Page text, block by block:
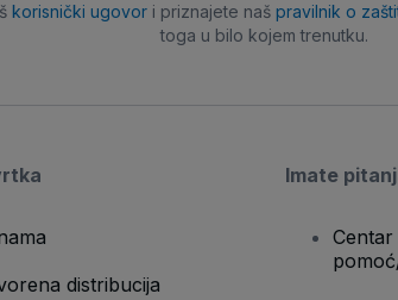
korisnički ugovor i priznajete naš pravilnik o
toga u bilo kojem trenutku.
distribucija
Imate
Centar